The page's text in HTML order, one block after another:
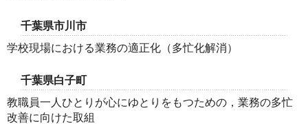
千葉県市川市
学校現場における業務の適正化（多忙化解消）
千葉県白子町
教職員一人ひとりが心にゆとりをもつための，業務の多忙
改善に向けた取組